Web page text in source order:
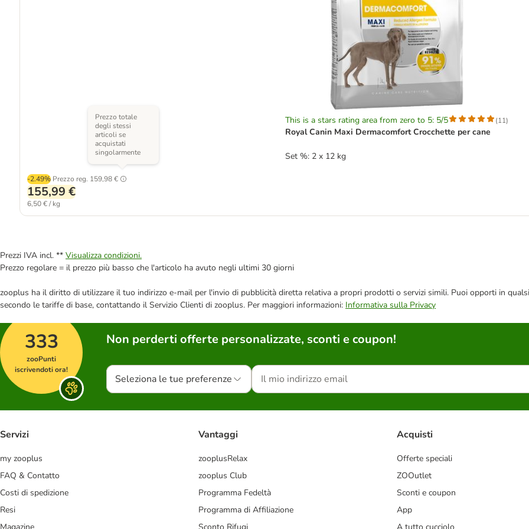
This is a stars rating area from zero to 5: 5/5 (11)
Royal Canin Maxi Dermacomfort Crocchette per cane
Set %: 2 x 12 kg
-2.49% Prezzo reg. 159,98 €
Prezzo totale
degli stessi
articoli se
acquistati
singolarmente
155,99 €
6,50 € / kg
Prezzi IVA incl. ** Visualizza condizioni.
Prezzo regolare = il prezzo più basso che l'articolo ha avuto negli ultimi 30 giorni
zooplus ha il diritto di utilizzare il tuo indirizzo e-mail per l'invio di pubblicità diretta relativa a propri prodotti o servizi simili. Puoi opporti in
secondo le tariffe di base, contattando il Servizio Clienti di zooplus. Per maggiori informazioni: Informativa sulla Privacy
333
zooPunti
iscrivendoti ora!
Non perderti offerte personalizzate, sconti e coupon!
Seleziona le tue preferenze
Servizi
my zooplus
FAQ & Contatto
Costi di spedizione
Resi
Vantaggi
zooplusRelax
zooplus Club
Programma Fedeltà
Programma di Affiliazione
Acquisti
Offerte speciali
ZOOutlet
Sconti e coupon
App